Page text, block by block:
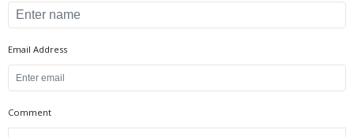
Email Address
Comment